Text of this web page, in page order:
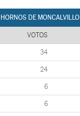
DE MONCALVILLO
VOTOS
34
24
6
6